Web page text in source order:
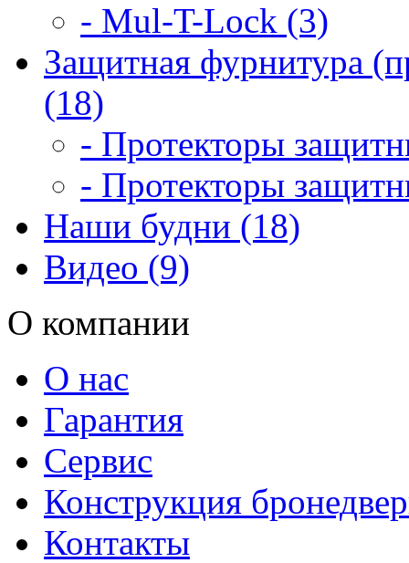
- Mul-T-Lock (3)
Защитная фурнитура
(18)
- Протекторы
- Протекторы
Наши будни (18)
Видео (9)
О компании
О нас
Гарантия
Сервис
Конструкция
Контакты